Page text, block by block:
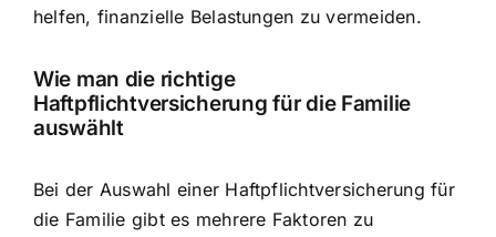
helfen, finanzielle Belastungen zu vermeiden.
Wie man die richtige
Haftpflichtversicherung für die Familie
auswählt
Bei der Auswahl einer Haftpflichtversicherung für
die Familie gibt es mehrere Faktoren zu